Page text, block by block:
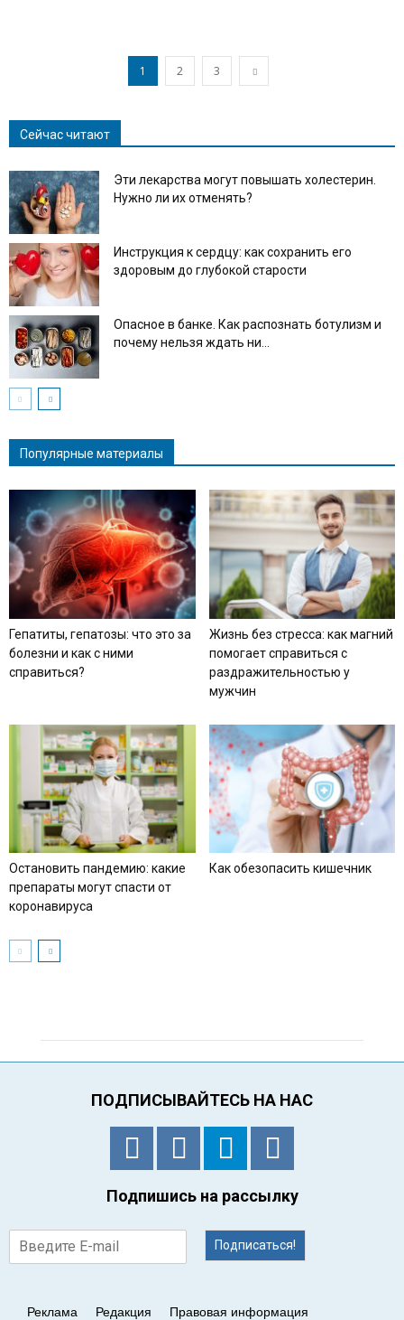
1 2 3
Сейчас читают
Эти лекарства могут повышать холестерин.
Нужно ли их отменять?
Инструкция к сердцу: как сохранить его
здоровым до глубокой старости
Опасное в банке. Как распознать ботулизм и
почему нельзя ждать ни...
Популярные материалы
Гепатиты, гепатозы: что это за
болезни и как с ними
справиться?
Жизнь без стресса: как магний
помогает справиться с
раздражительностью у
мужчин
Остановить пандемию: какие
препараты могут спасти от
коронавируса
Как обезопасить кишечник
ПОДПИСЫВАЙТЕСЬ НА НАС
Подпишись на рассылку
Подписаться!
Реклама Редакция Правовая информация